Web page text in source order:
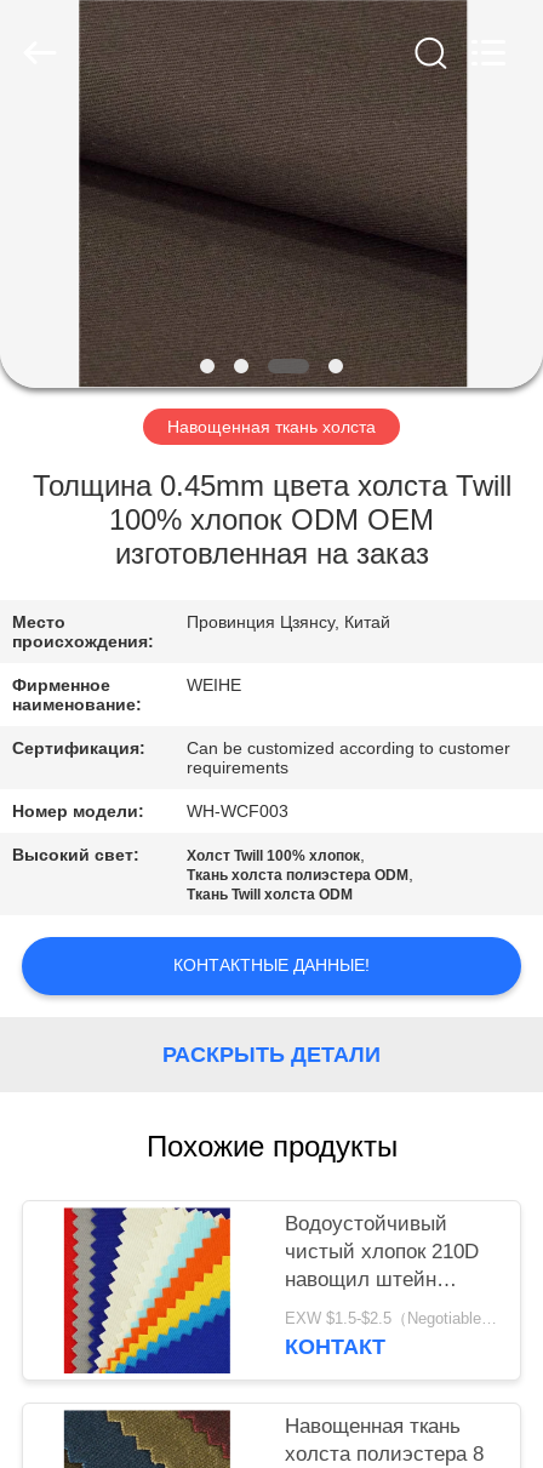
ДОМ
ПРОДУКТЫ
ПУТЕШЕСТВИЕ
ФАБРИКИ
ПРОВЕРКА
КАЧЕСТВА
СВЯЖИТЕСЬ
МЫ
СПРОСИТЕ
КАРТА
PRIVACY
Навощенная ткань холста
Толщина 0.45mm цвета холста Twill
100% хлопок ODM OEM
изготовленная на заказ
Место
происхождения:
Провинция Цзянсу, Китай
Фирменное
наименование:
WEIHE
Сертификация:
Can be customized according to customer
requirements
Номер модели: WH-WCF003
Высокий свет: Холст Twill 100% хлопок,
Ткань холста полиэстера ODM ,
Ткань Twill холста ODM
КОНТАКТНЫЕ ДАННЫЕ!
РАСКРЫТЬ ДЕТАЛИ
Похожие продукты
Водоустойчивый
чистый хлопок 210D
навощил штейн
рулона ткани холста
красочный
EXW $1.5-$2.5（Negotiable） MOQ:1 метр для запаса; 1200 метров для изготовления на заказ
КОНТАКТ
Навощенная ткань
холста полиэстера 8